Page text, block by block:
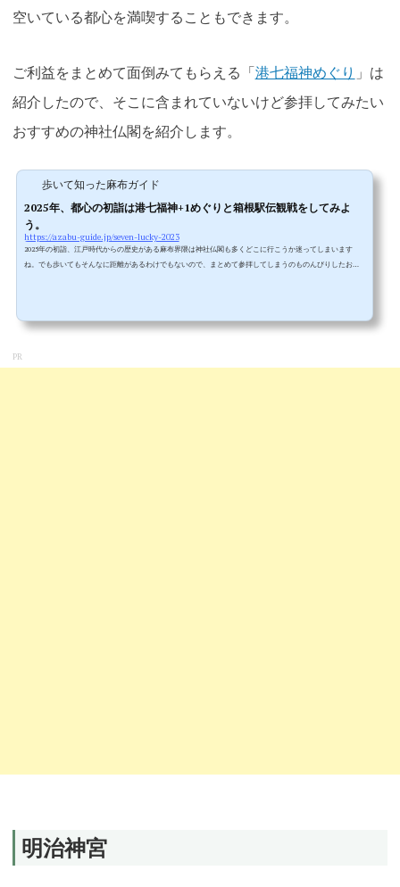
空いている都心を満喫することもできます。
ご利益をまとめて面倒みてもらえる「港七福神めぐり 」は
紹介したので、そこに含まれていないけど参拝してみたい
おすすめの神社仏閣を紹介します。
歩いて知った麻布ガイド
2025年、都心の初詣は港七福神+1めぐりと箱根駅伝観戦をしてみよ
う。
https://azabu-guide.jp/seven-lucky-2023
2025年の初詣、江戸時代からの歴史がある麻布界隈は神社仏閣も多くどこに行こうか迷ってしまいます
ね。でも歩いてもそんなに距離があるわけでもないので、まとめて参拝してしまうのものんびりしたお正
の神社も紹介します。これは正...
PR
明治神宮